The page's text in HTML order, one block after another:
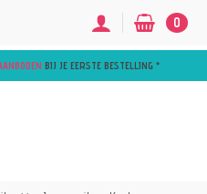
BIJ JE EERSTE BESTELLING *
0